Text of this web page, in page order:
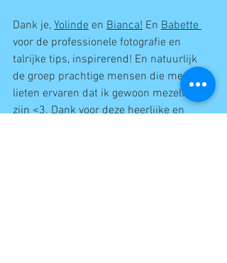
Dank je, Yolinde en Bianca! En Babette
voor de professionele fotografie en
talrijke tips, inspirerend! En natuurlijk
de groep prachtige mensen die me
lieten ervaren dat ik gewoon mezelf kon
zijn <3. Dank voor deze heerlijke en